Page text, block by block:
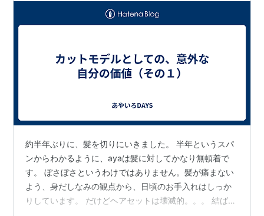
約半年ぶりに、髪を切りにいきました。 半年というスパ
ンからわかるように、ayaは髪に対してかなり無頓着で
す。 ぼさぼさというわけではありません。髪が痛まない
よう、身だしなみの観点から、日頃のお手入れはしっか
りしています。 だけどヘアセットは壊滅的。。。 結ばな